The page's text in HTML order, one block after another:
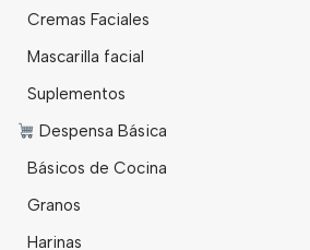
Cremas Faciales
Mascarilla facial
Suplementos
Despensa Básica
Básicos de Cocina
Granos
Harinas